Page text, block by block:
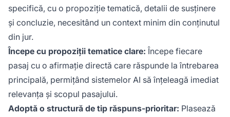
specifică, cu o propoziție tematică, detalii de susținere
și concluzie, necesitând un context minim din conținutul
din jur.
Începe cu propoziții tematice clare: Începe fiecare
pasaj cu o afirmație directă care răspunde la întrebarea
principală, permițând sistemelor AI să înțeleagă imediat
relevanța și scopul pasajului.
Adoptă o structură de tip răspuns-prioritar: Plasează